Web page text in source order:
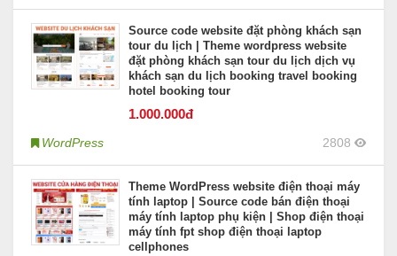
Source code website đặt phòng khách sạn
tour du lịch | Theme wordpress website
đặt phòng khách sạn tour du lịch dịch vụ
khách sạn du lịch booking travel booking
hotel booking tour
1.000.000đ
WordPress 2808
Theme WordPress website điện thoại máy
tính laptop | Source code bán điện thoại
máy tính laptop phụ kiện | Shop điện thoại
máy tính fpt shop điện thoại laptop
cellphones